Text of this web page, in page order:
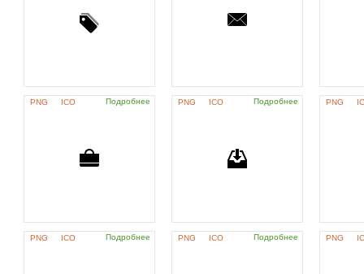
PNG ICO Подробнее PNG ICO Подробнее PNG
PNG ICO Подробнее PNG ICO Подробнее PNG